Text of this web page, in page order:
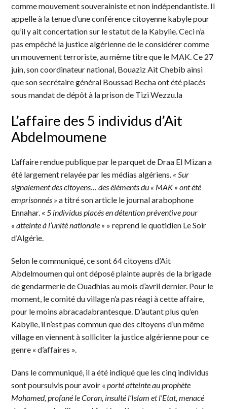
comme mouvement souverainiste et non indépendantiste. Il
appelle à la tenue d’une conférence citoyenne kabyle pour
qu’il y ait concertation sur le statut de la Kabylie. Ceci n’a
pas empêché la justice algérienne de le considérer comme
un mouvement terroriste, au même titre que le MAK. Ce 27
juin, son coordinateur national, Bouaziz Ait Chebib ainsi
que son secrétaire général Boussad Becha ont été placés
sous mandat de dépôt à la prison de Tizi Wezzu.la
L’affaire des 5 individus d’Ait
Abdelmoumene
L’affaire rendue publique par le parquet de Draa El Mizan a
été largement relayée par les médias algériens. « Sur
signalement des citoyens… des éléments du « MAK » ont été
emprisonnés » a titré son article le journal arabophone
Ennahar. «5 individus placés en détention préventive pour
« atteinte à l’unité nationale » » reprend le quotidien Le Soir
d’Algérie.
Selon le communiqué, ce sont 64 citoyens d’Ait
Abdelmoumen qui ont déposé plainte auprès de la brigade
de gendarmerie de Ouadhias au mois d’avril dernier. Pour le
moment, le comité du village n’a pas réagi à cette affaire,
pour le moins abracadabrantesque. D’autant plus qu’en
Kabylie, il n’est pas commun que des citoyens d’un même
village en viennent à solliciter la justice algérienne pour ce
genre « d’affaires ».
Dans le communiqué, il a été indiqué que les cinq individus
sont poursuivis pour avoir « porté atteinte au prophète
Mohamed, profané le Coran, insulté l’Islam et l’Etat, menacé